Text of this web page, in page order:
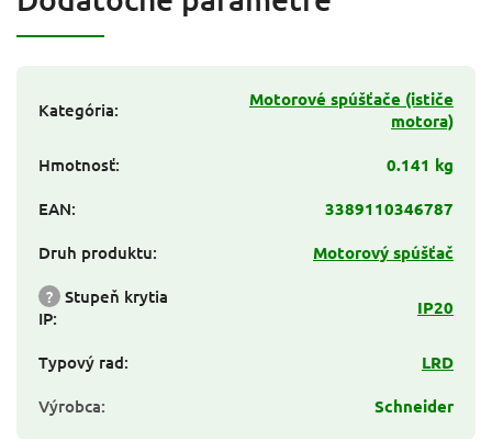
Kategória:
Motorové spúšťače (ističe
motora)
Hmotnosť:
0.141 kg
EAN:
3389110346787
Druh produktu:
Motorový spúšťač
? Stupeň krytia
IP: IP20
Typový rad:
LRD
Výrobca: Schneider